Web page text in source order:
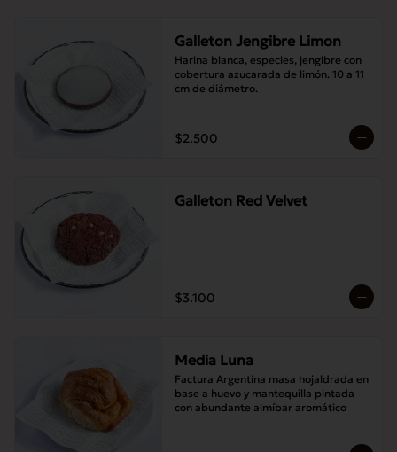
Galleton Jengibre Limon
Harina blanca, especies, jengibre con
cobertura azucarada de limón. 10 a 11
cm de diámetro.
$2.500
Galleton Red Velvet
$3.100
Media Luna
Factura Argentina masa hojaldrada en
base a huevo y mantequilla pintada
con abundante almíbar aromático